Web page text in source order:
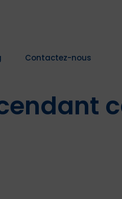
Contactez-nous